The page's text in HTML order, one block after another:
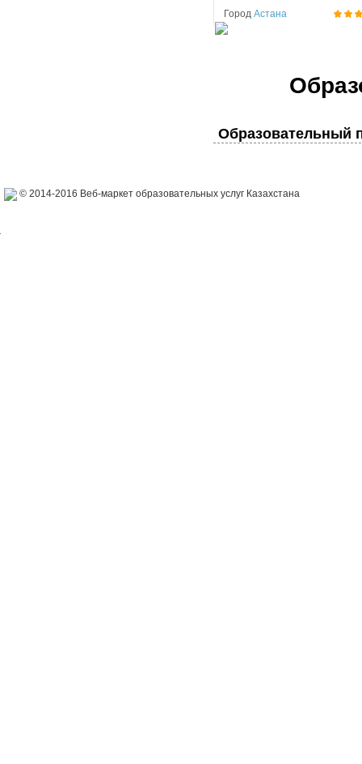
Город Астана
Образовательный
© 2014-2016 Веб-маркет образовательных услуг Казахстана